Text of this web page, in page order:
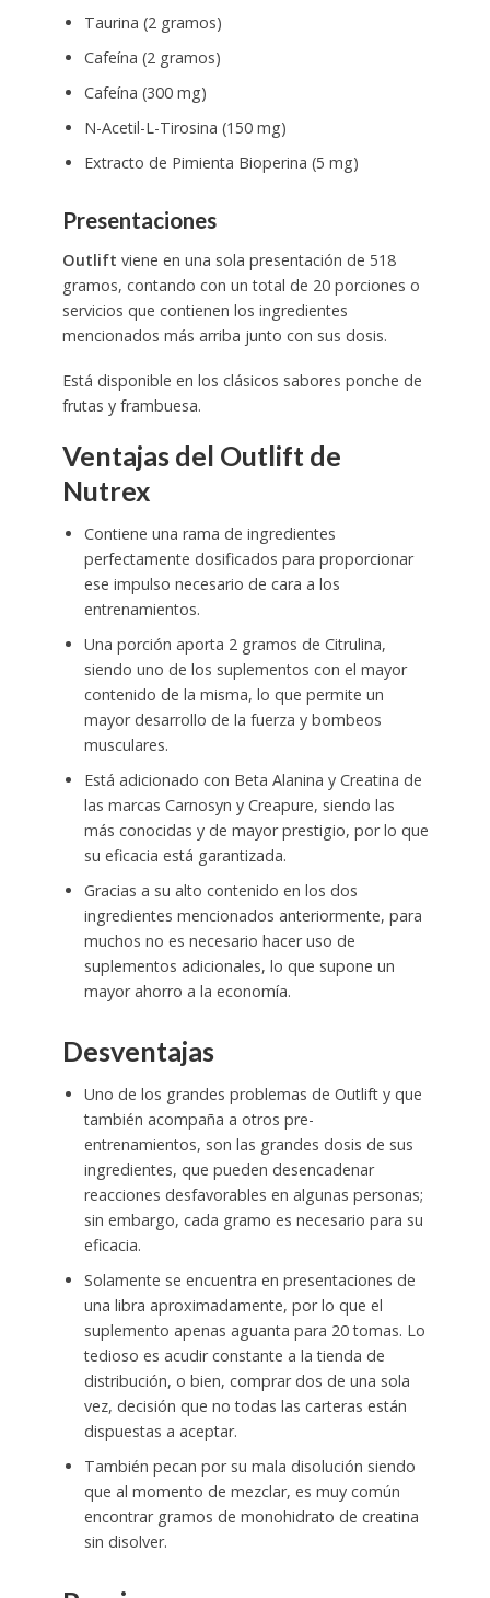
Taurina (2 gramos)
Cafeína (2 gramos)
Cafeína (300 mg)
N-Acetil-L-Tirosina (150 mg)
Extracto de Pimienta Bioperina (5 mg)
Presentaciones
Outlift viene en una sola presentación de 518
gramos, contando con un total de 20 porciones o
servicios que contienen los ingredientes
mencionados más arriba junto con sus dosis.
Está disponible en los clásicos sabores ponche de
frutas y frambuesa.
Ventajas del Outlift de
Nutrex
Contiene una rama de ingredientes
perfectamente dosificados para proporcionar
ese impulso necesario de cara a los
entrenamientos.
Una porción aporta 2 gramos de Citrulina,
siendo uno de los suplementos con el mayor
contenido de la misma, lo que permite un
mayor desarrollo de la fuerza y bombeos
musculares.
Está adicionado con Beta Alanina y Creatina de
las marcas Carnosyn y Creapure, siendo las
más conocidas y de mayor prestigio, por lo que
su eficacia está garantizada.
Gracias a su alto contenido en los dos
ingredientes mencionados anteriormente, para
muchos no es necesario hacer uso de
suplementos adicionales, lo que supone un
mayor ahorro a la economía.
Desventajas
Uno de los grandes problemas de Outlift y que
también acompaña a otros pre-
entrenamientos, son las grandes dosis de sus
ingredientes, que pueden desencadenar
reacciones desfavorables en algunas personas;
sin embargo, cada gramo es necesario para su
eficacia.
Solamente se encuentra en presentaciones de
una libra aproximadamente, por lo que el
suplemento apenas aguanta para 20 tomas. Lo
tedioso es acudir constante a la tienda de
distribución, o bien, comprar dos de una sola
vez, decisión que no todas las carteras están
dispuestas a aceptar.
También pecan por su mala disolución siendo
que al momento de mezclar, es muy común
encontrar gramos de monohidrato de creatina
sin disolver.